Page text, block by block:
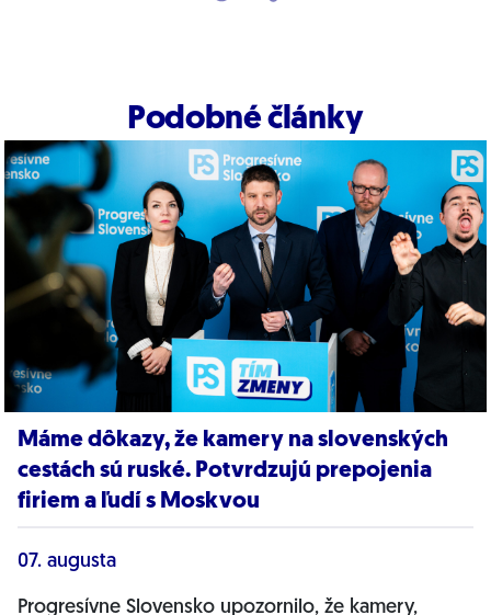
Podobné články
Máme dôkazy, že kamery na slovenských
cestách sú ruské. Potvrdzujú prepojenia
firiem a ľudí s Moskvou
07. augusta
Progresívne Slovensko upozornilo, že kamery,